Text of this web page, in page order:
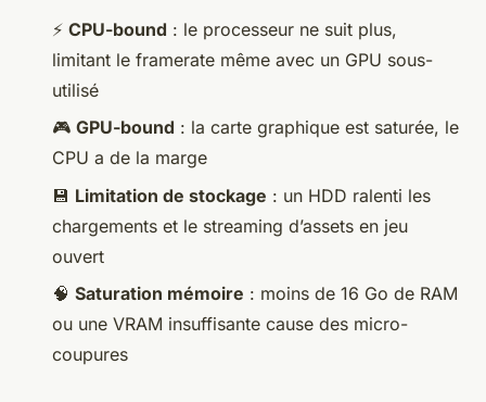
⚡ CPU-bound : le processeur ne suit plus,
limitant le framerate même avec un GPU sous-
utilisé
🎮 GPU-bound : la carte graphique est saturée, le
CPU a de la marge
💾 Limitation de stockage : un HDD ralenti les
chargements et le streaming d’assets en jeu
ouvert
🧠 Saturation mémoire : moins de 16 Go de RAM
ou une VRAM insuffisante cause des micro-
coupures